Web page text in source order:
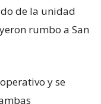
de la unidad
rumbo a San
y se